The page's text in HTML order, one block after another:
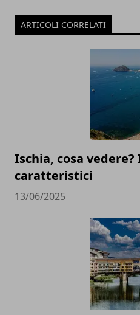
ARTICOLI CORRELATI
Ischia, cosa
caratteristici
13/06/2025